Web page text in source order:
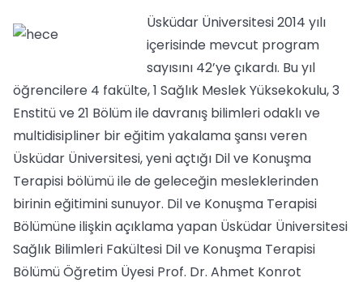
Üsküdar Üniversitesi 2014 yılı
içerisinde mevcut program
sayısını 42’ye çıkardı. Bu yıl
öğrencilere 4 fakülte, 1 Sağlık Meslek Yüksekokulu, 3
Enstitü ve 21 Bölüm ile davranış bilimleri odaklı ve
multidisipliner bir eğitim yakalama şansı veren
Üsküdar Üniversitesi, yeni açtığı Dil ve Konuşma
Terapisi bölümü ile de geleceğin mesleklerinden
birinin eğitimini sunuyor. Dil ve Konuşma Terapisi
Bölümüne ilişkin açıklama yapan Üsküdar Üniversitesi
Sağlık Bilimleri Fakültesi Dil ve Konuşma Terapisi
Bölümü Öğretim Üyesi Prof. Dr. Ahmet Konrot